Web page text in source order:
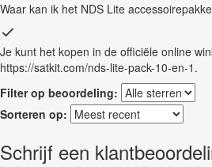
Waar kan ik het NDS Lite
Je kunt het kopen in de officiële online
https://satkit.com/nds-lite-pack-10-en-1.
Filter op beoordeling:
Sorteren op:
Schrijf een